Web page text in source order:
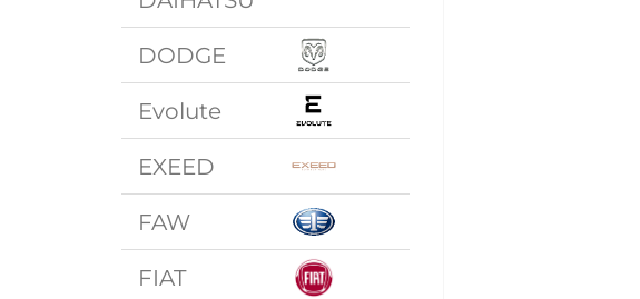
DODGE
Evolute
EXEED
FAW
FIAT